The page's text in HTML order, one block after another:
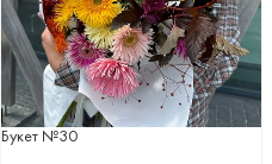
Букет №30